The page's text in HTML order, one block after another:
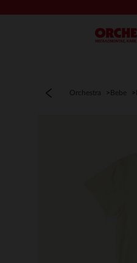
Μενού
Orchestra Bebe